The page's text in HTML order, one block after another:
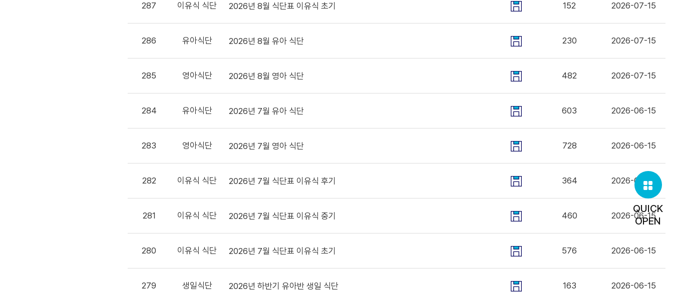
287 이유식 식단 2026년 8월 식단표 이유식 초기 152 2026-07-15
286 유아식단 2026년 8월 유아 식단 230 2026-07-15
285 영아식단 2026년 8월 영아 식단 482 2026-07-15
284 유아식단 2026년 7월 유아 식단 603 2026-06-15
283 영아식단 2026년 7월 영아 식단 728 2026-06-15
282 이유식 식단 2026년 7월 식단표 이유식 후기 364 2026-06-15
281 이유식 식단 2026년 7월 식단표 이유식 중기 460 2026-06-15
280 이유식 식단 2026년 7월 식단표 이유식 초기 576 2026-06-15
279 생일식단 2026년 하반기 유아반 생일 식단 163 2026-06-15
QUICK
OPEN